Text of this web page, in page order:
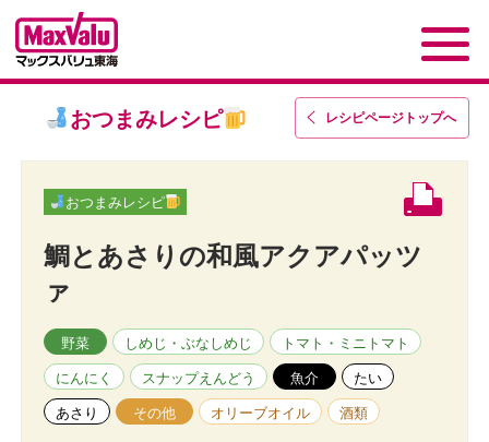
レシピページトップへ
おつまみレシピ
おつまみレシピ
鯛とあさりの和風アクアパッツ
ァ
野菜 しめじ・ぶなしめじ トマト・ミニトマト
にんにく スナップえんどう 魚介 たい
あさり その他 オリーブオイル 酒類